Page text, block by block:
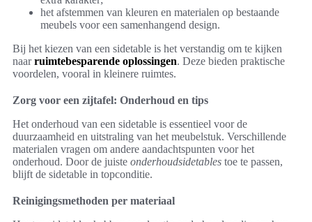
het afstemmen van kleuren en materialen op bestaande
meubels voor een samenhangend design.
Bij het kiezen van een sidetable is het verstandig om te kijken
naarruimtebesparende oplossingen. Deze bieden praktische
voordelen, vooral in kleinere ruimtes.
Zorg voor een zijtafel: Onderhoud en tips
Het onderhoud van een sidetable is essentieel voor de
duurzaamheid en uitstraling van het meubelstuk. Verschillende
materialen vragen om andere aandachtspunten voor het
onderhoud. Door de juiste onderhoudsidetables toe te passen,
blijft de sidetable in topconditie.
Reinigingsmethoden per materiaal